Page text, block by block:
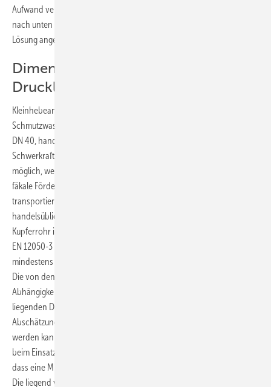
Aufwand verbunden. Eine Hebeanlage, die das Abwasser im Grunde
nach unten fördern muss, kann aber trotzdem kaum als geeignete
Lösung angesehen werden.
Dimensionierung und Installation der
Druckleitung
Kleinhebeanlagen ermöglichen die Ableitung des anfallenden
Schmutzwassers über Druckleitungen in den Nennweiten DN 20 bis ­
DN 40, handelsüblich auch DN 80, zu einer entfernt liegenden
Schwerkraftentwässerung. Diese kleinen Rohrdimensionen sind nur
möglich, weil die Anlage mittels einer Schneidwerkeinrichtung das
fäkale Fördergut zerhäckselt und dann in die Abwasserleitung
transportiert. Als Rohrwerkstoffe für die Druckleitung kommen
handelsübliche Kunststoffrohre wie PVC, PP oder PE sowie
Kupferrohr in Betracht. Der Mindest-Innendurchmesser muss laut DIN
EN 12050-3 bei Anlagen mit einer Zerkleinerungseinrichtung
mindestens 20 mm, ohne Schneidwerk mindestens 25 mm betragen.
Die von den Herstellern angegebenen Leitungsdimensionen, in
Abhängigkeit von geodätischer Förderhöhe und der anschließenden
liegenden Druckleitung, bieten einen Anhaltspunkt für die
Abschätzung, über welche Höhe und Distanz das Abwasser entsorgt
werden kann. Wie für alle Hebeanlagen-Druckleitungen gilt es auch
beim Einsatz von Kleinhebeanlagen die Druckleitung so zu bemessen,
dass eine Mindestfließgeschwindigkeit von 0,7 m/s gewährleistet ist.
Die liegend verlegte Förderleitung soll mit einem Gefälle von